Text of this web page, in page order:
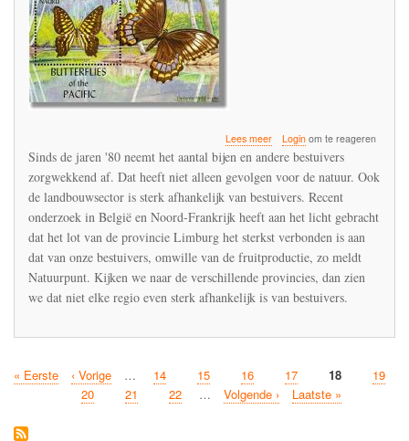
Lees meerover
Daling
aantal
bestuivers
zorgwekkend
Loginom te reageren
Sinds de jaren '80 neemt het aantal bijen en andere bestuivers
zorgwekkend af. Dat heeft niet alleen gevolgen voor de natuur. Ook
de landbouwsector is sterk afhankelijk van bestuivers. Recent
onderzoek in België en Noord-Frankrijk heeft aan het licht gebracht
dat het lot van de provincie Limburg het sterkst verbonden is aan
dat van onze bestuivers, omwille van de fruitproductie, zo meldt
Natuurpunt. Kijken we naar de verschillende provincies, dan zien
we dat niet elke regio even sterk afhankelijk is van bestuivers.
Paginatie
Eerste
« Eerste
Vorige
pagina
‹ Vorige … Pagina
14 Pagina
15 Pagina
16 Pagina
17
Huidige
pagina
18 Pagina
19
Pagina
20 Pagina
21 Pagina
22 …
Volgende
Volgende ›
Laatste
Laatste »